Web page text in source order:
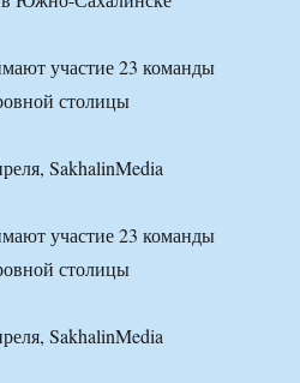
участие 23 команды
столицы
SakhalinMedia
участие 23 команды
столицы
SakhalinMedia